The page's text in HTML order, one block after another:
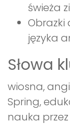
świeża
Obrazki
języka
Słowa
wiosna,
Spring,
nauka